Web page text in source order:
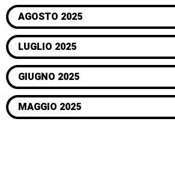
AGOSTO 2025
LUGLIO 2025
GIUGNO 2025
MAGGIO 2025